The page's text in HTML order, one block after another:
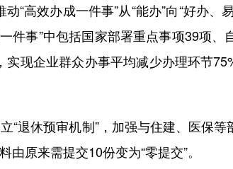
效办成一件事”从“能办”向“好办、
件事”中包括国家部署重点事项39项、
现企业群众办事平均减少办理环节
退休预审机制”，加强与住建、医保等
原来需提交10份变为“零提交”。